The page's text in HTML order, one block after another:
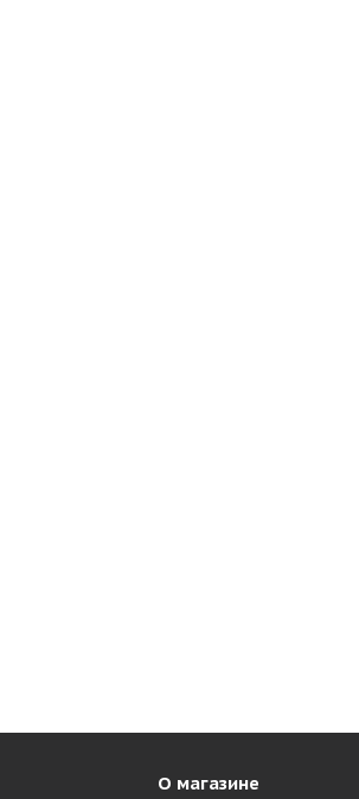
О магазине